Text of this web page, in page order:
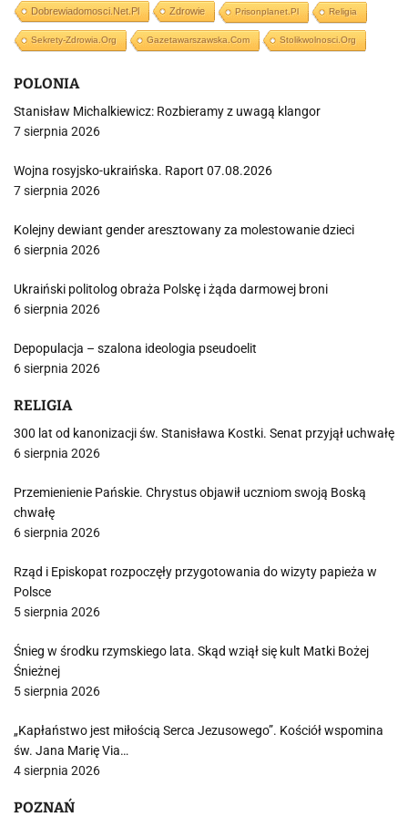
Dobrewiadomosci.net.pl Zdrowie Prisonplanet.pl Religia
Sekrety-Zdrowia.org Gazetawarszawska.com Stolikwolnosci.org
POLONIA
Stanisław Michalkiewicz: Rozbieramy z uwagą klangor
7 sierpnia 2026
Wojna rosyjsko-ukraińska. Raport 07.08.2026
7 sierpnia 2026
Kolejny dewiant gender aresztowany za molestowanie dzieci
6 sierpnia 2026
Ukraiński politolog obraża Polskę i żąda darmowej broni
6 sierpnia 2026
Depopulacja – szalona ideologia pseudoelit
6 sierpnia 2026
RELIGIA
300 lat od kanonizacji św. Stanisława Kostki. Senat przyjął uchwałę
6 sierpnia 2026
Przemienienie Pańskie. Chrystus objawił uczniom swoją Boską
chwałę
6 sierpnia 2026
Rząd i Episkopat rozpoczęły przygotowania do wizyty papieża w
Polsce
5 sierpnia 2026
Śnieg w środku rzymskiego lata. Skąd wziął się kult Matki Bożej
Śnieżnej
5 sierpnia 2026
„Kapłaństwo jest miłością Serca Jezusowego”. Kościół wspomina
św. Jana Marię Via…
4 sierpnia 2026
POZNAŃ